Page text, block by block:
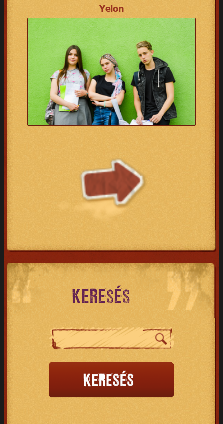
Yelon
KERESÉS